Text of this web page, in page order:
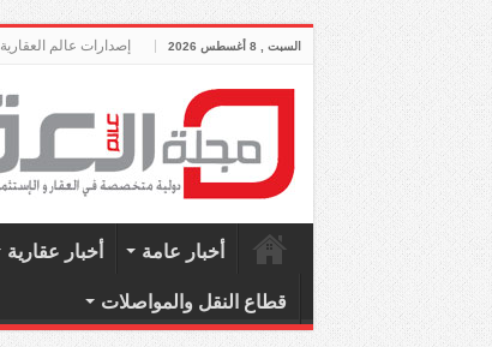
السبت , 8 أغسطس 2026 إصدارات عالم العقارية
أخبار عامة أخبار عقارية
قطاع النقل والمواصلات